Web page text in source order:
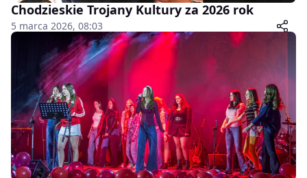
Chodzieskie Trojany Kultury za 2026 rok
5 marca 2026, 08:03